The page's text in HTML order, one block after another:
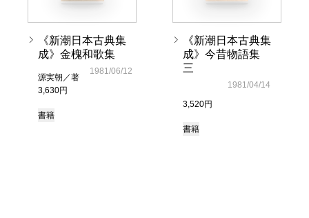
《新潮日本古典集
成》金槐和歌集
源実朝／著
3,630円
1981/06/12
書籍
《新潮日本古典集
成》今昔物語集
三
3,520円
1981/04/14
書籍